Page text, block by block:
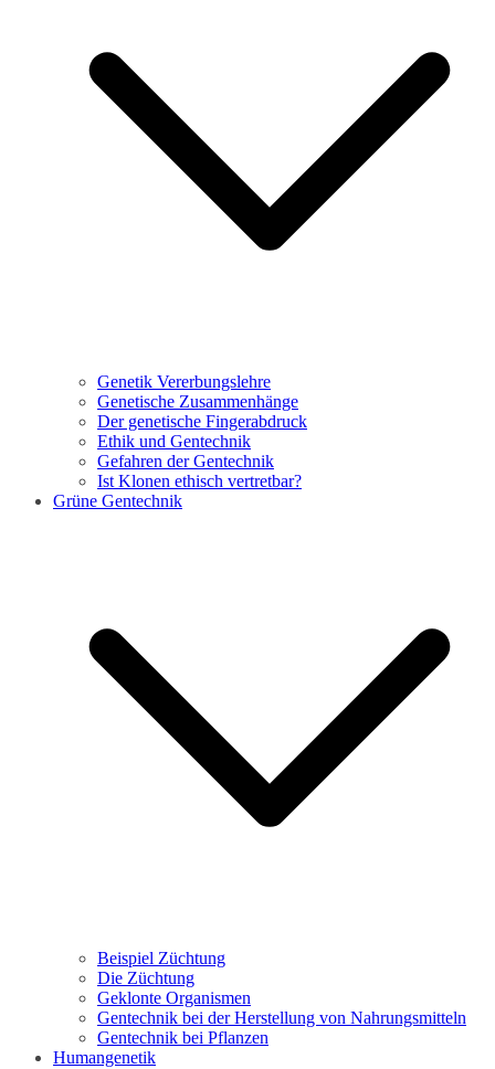
Genetik Vererbungslehre
Genetische Zusammenhänge
Der genetische Fingerabdruck
Ethik und Gentechnik
Gefahren der Gentechnik
Ist Klonen ethisch vertretbar?
Grüne Gentechnik
Beispiel Züchtung
Die Züchtung
Geklonte Organismen
Gentechnik bei der Herstellung von Nahrungsmitteln
Gentechnik bei Pflanzen
Humangenetik